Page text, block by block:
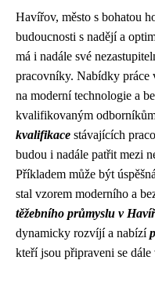
Havířov, město s bohatou
budoucnosti s nadějí a
má i nadále své
pracovníky. Nabídky práce
na moderní technologie a
kvalifikovaným
kvalifikace stávajících
budou i nadále patřit mezi
Příkladem může být
stal vzorem moderního a
těžebního průmyslu v
dynamicky rozvíjí a nabízí
kteří jsou připraveni se